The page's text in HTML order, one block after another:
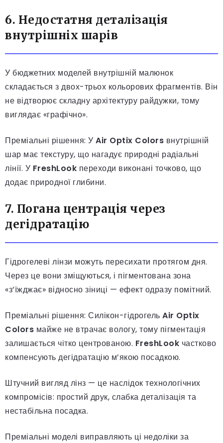
6. Недостатня деталізація
внутрішніх шарів
У бюджетних моделей внутрішній малюнок
складається з двох-трьох кольорових фрагментів. Він
не відтворює складну архітектуру райдужки, тому
виглядає «графічно».
Преміальні рішення: У Air Optix Colors внутрішній
шар має текстуру, що нагадує природні радіальні
лінії. У FreshLook переходи виконані точково, що
додає природної глибини.
7. Погана центрація через
дегідратацію
Гідрогелеві лінзи можуть пересихати протягом дня.
Через це вони зміщуються, і пігментована зона
«з’їжджає» відносно зіниці — ефект одразу помітний.
Преміальні рішення: Силікон-гідрогель Air Optix
Colors майже не втрачає вологу, тому пігментація
залишається чітко центрованою. FreshLook частково
компенсують дегідратацію м’якою посадкою.
Штучний вигляд лінз — це наслідок технологічних
компромісів: простий друк, слабка деталізація та
нестабільна посадка.
Преміальні моделі виправляють ці недоліки за